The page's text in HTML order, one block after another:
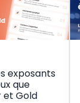
exposants
que
et Gold